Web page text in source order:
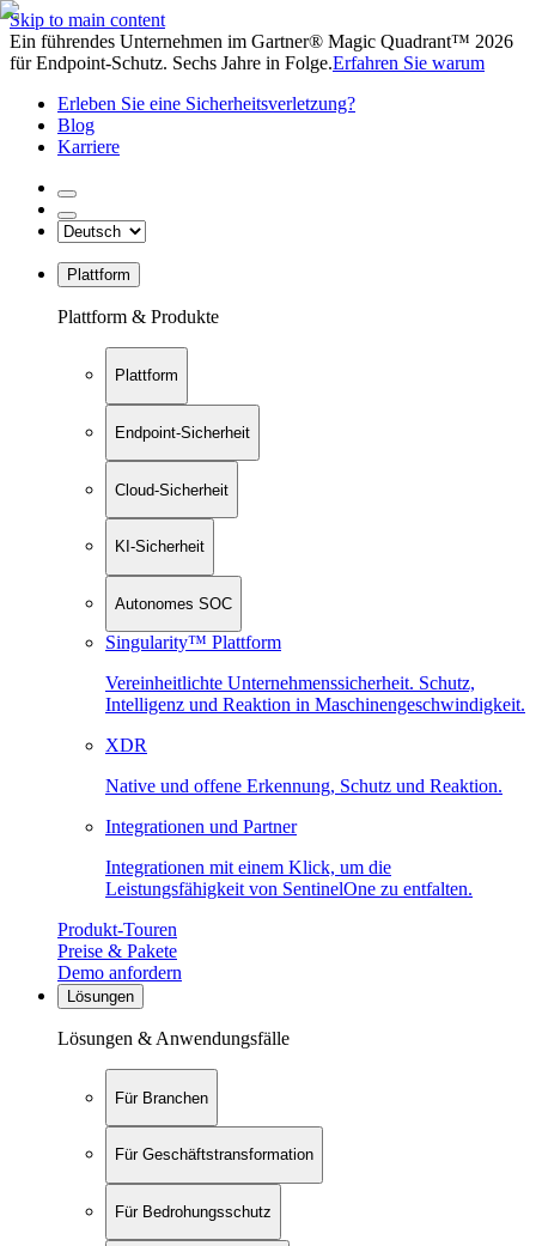
Skip to main content
Ein führendes Unternehmen im Gartner® Magic Quadrant™ 2026
für Endpoint-Schutz. Sechs Jahre in Folge.Erfahren Sie warum
Erleben Sie eine Sicherheitsverletzung?
Blog
Karriere
Plattform
Plattform & Produkte
Plattform
Endpoint-Sicherheit
Cloud-Sicherheit
KI-Sicherheit
Autonomes SOC
Singularity™ Plattform
Vereinheitlichte Unternehmenssicherheit. Schutz,
Intelligenz und Reaktion in Maschinen­geschwindigkeit.
XDR
Native und offene Erkennung, Schutz und Reaktion.
Integrationen und Partner
Integrationen mit einem Klick, um die
Leistungsfähigkeit von SentinelOne zu entfalten.
Produkt-Touren
Preise & Pakete
Demo anfordern
Lösungen
Lösungen & Anwendungsfälle
Für Branchen
Für Geschäftstransformation
Für Bedrohungsschutz